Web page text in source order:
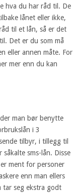
hva du har råd til. De
lånet eller ikke,
til et lån, så er det
Det er du som må
eller annen måte. For
mer enn du kan
man bør benytte
i 3
tilbyr, i tillegg til
sms-lån. Disse
ment for personer
enn man ellers
tar seg ekstra godt